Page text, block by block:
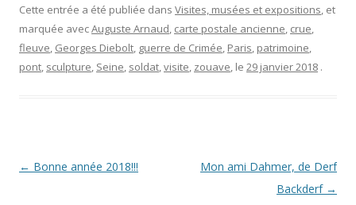
Cette entrée a été publiée dans Visites, musées et expositions, et
marquée avecAuguste Arnaud, carte postale ancienne, crue,
fleuve, Georges Diebolt, guerre de Crimée, Paris, patrimoine,
pont, sculpture, Seine, soldat,visite, zouave, le 29 janvier 2018 .
Navigation
← Bonne année 2018!!!
Mon ami Dahmer, de Derf
Backderf →